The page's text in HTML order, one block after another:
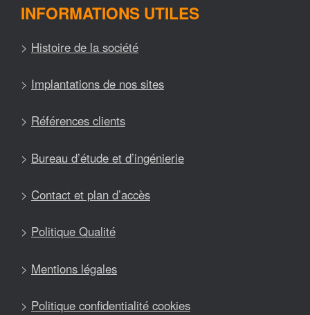
INFORMATIONS UTILES
> Histoire de la société
> Implantations de nos sites
> Références clients
> Bureau d’étude et d’ingénierie
> Contact et plan d’accès
> Politique Qualité
> Mentions légales
> Politique confidentialité cookies